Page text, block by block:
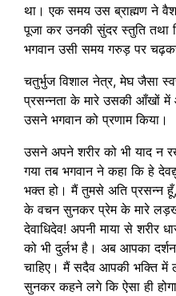
था। एक समय उस ब्राह्मण ने
पूजा कर उनकी सुंदर स्तुति तथा
भगवान उसी समय गरुड़ पर
चतुर्भुज विशाल नेत्र, मेघ जैसा
प्रसन्नता के मारे उसकी आँखों
उसने भगवान को प्रणाम किया।
उसने अपने शरीर को भी याद न
गया तब भगवान ने कहा कि हे
भक्त हो। मैं तुमसे अति प्रसन्न
के वचन सुनकर प्रेम के मारे
देवाधिदेव! अपनी माया से शरीर
को भी दुर्लभ है। अब आपका
चाहिए। मैं सदैव आपकी भक्ति
सुनकर कहने लगे कि ऐसा ही